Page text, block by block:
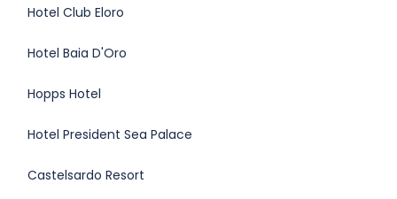
Hotel Club Eloro
Hotel Baia D'Oro
Hopps Hotel
Hotel President Sea Palace
Castelsardo Resort